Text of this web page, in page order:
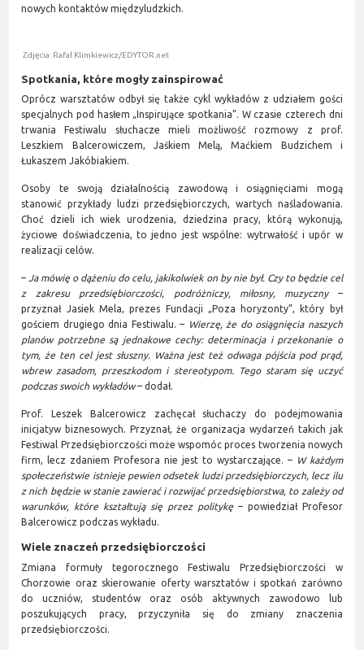
nowych kontaktów międzyludzkich.
Zdjęcia: Rafał Klimkiewicz/EDYTOR.net
Spotkania, które mogły zainspirować
Oprócz warsztatów odbył się także cykl wykładów z udziałem gości
specjalnych pod hasłem „Inspirujące spotkania”. W czasie czterech dni
trwania Festiwalu słuchacze mieli możliwość rozmowy z prof.
Leszkiem Balcerowiczem, Jaśkiem Melą, Maćkiem Budzichem i
Łukaszem Jakóbiakiem.
Osoby te swoją działalnością zawodową i osiągnięciami mogą
stanowić przykłady ludzi przedsiębiorczych, wartych naśladowania.
Choć dzieli ich wiek urodzenia, dziedzina pracy, którą wykonują,
życiowe doświadczenia, to jedno jest wspólne: wytrwałość i upór w
realizacji celów.
– Ja mówię o dążeniu do celu, jakikolwiek on by nie był. Czy to będzie cel
z zakresu przedsiębiorczości, podróżniczy, miłosny, muzyczny–
przyznał Jasiek Mela, prezes Fundacji „Poza horyzonty”, który był
gościem drugiego dnia Festiwalu. – Wierzę, że do osiągnięcia naszych
planów potrzebne są jednakowe cechy: determinacja i przekonanie o
tym, że ten cel jest słuszny. Ważna jest też odwaga pójścia pod prąd,
wbrew zasadom, przeszkodom i stereotypom. Tego staram się uczyć
podczas swoich wykładów– dodał.
Prof. Leszek Balcerowicz zachęcał słuchaczy do podejmowania
inicjatyw biznesowych. Przyznał, że organizacja wydarzeń takich jak
Festiwal Przedsiębiorczości może wspomóc proces tworzenia nowych
firm, lecz zdaniem Profesora nie jest to wystarczające. – W każdym
społeczeństwie istnieje pewien odsetek ludzi przedsiębiorczych, lecz ilu
z nich będzie w stanie zawierać i rozwijać przedsiębiorstwa, to zależy od
warunków, które kształtują się przez politykę – powiedział Profesor
Balcerowicz podczas wykładu.
Wiele znaczeń przedsiębiorczości
Zmiana formuły tegorocznego Festiwalu Przedsiębiorczości w
Chorzowie oraz skierowanie oferty warsztatów i spotkań zarówno
do uczniów, studentów oraz osób aktywnych zawodowo lub
poszukujących pracy, przyczyniła się do zmiany znaczenia
przedsiębiorczości.